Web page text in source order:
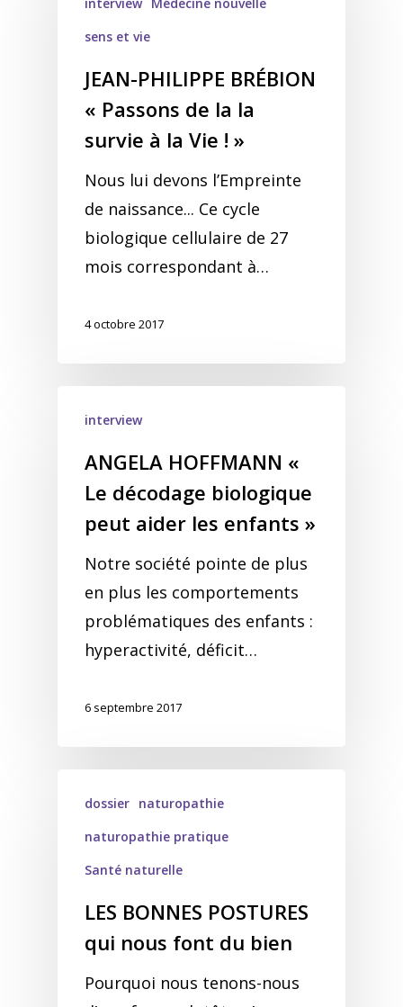
sens et vie
JEAN-PHILIPPE BRÉBION
« Passons de la la
survie à la Vie ! »
Nous lui devons l’Empreinte
de naissance... Ce cycle
biologique cellulaire de 27
mois correspondant à…
4 octobre 2017
interview
ANGELA HOFFMANN «
Le décodage biologique
peut aider les enfants »
Notre société pointe de plus
en plus les comportements
problématiques des enfants :
hyperactivité, déficit…
6 septembre 2017
dossier naturopathie
naturopathie pratique
Santé naturelle
LES BONNES POSTURES
qui nous font du bien
Pourquoi nous tenons-nous